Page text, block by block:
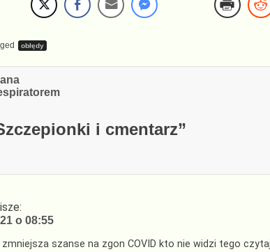
obłędy
i cmentarz”
o 08:55
szanse na zgon COVID kto nie widzi tego